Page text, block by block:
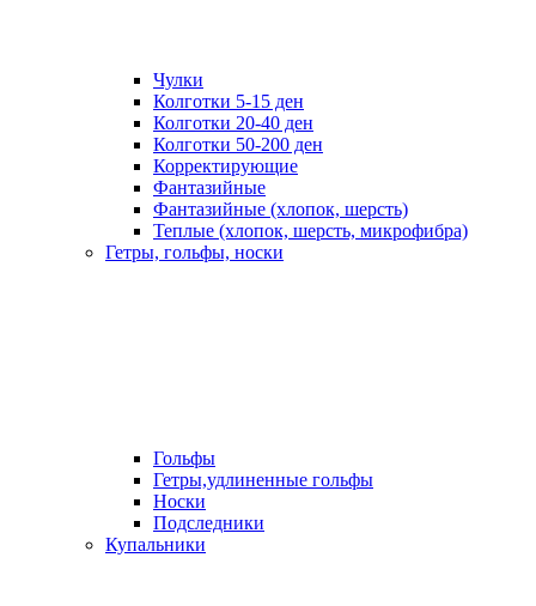
Чулки
Колготки 5-15 ден
Колготки 20-40 ден
Колготки 50-200 ден
Корректирующие
Фантазийные
Фантазийные (хлопок, шерсть)
Теплые (хлопок, шерсть, микрофибра)
Гетры, гольфы, носки
Гольфы
Гетры,удлиненные гольфы
Носки
Подследники
Купальники